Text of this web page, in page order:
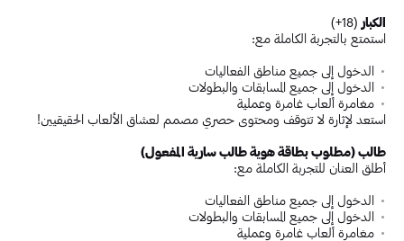
الكبار (18+)
استمتع بالتجربة الكاملة مع:
الدخول إلى جميع مناطق الفعاليات
الدخول إلى جميع المسابقات والبطولات
مغامرة ألعاب غامرة وعملية
استعد لإثارة لا تتوقف ومحتوى حصري مصمم لعشاق الألعاب الحقيقيين!
طالب (مطلوب بطاقة هوية طالب سارية المفعول)
أطلق العنان للتجربة الكاملة مع:
الدخول إلى جميع مناطق الفعاليات
الدخول إلى جميع المسابقات والبطولات
مغامرة ألعاب غامرة وعملية